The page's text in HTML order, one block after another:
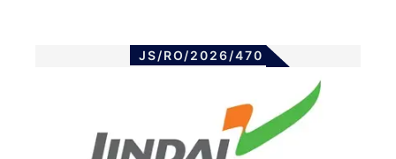
JS/RO/2026/470